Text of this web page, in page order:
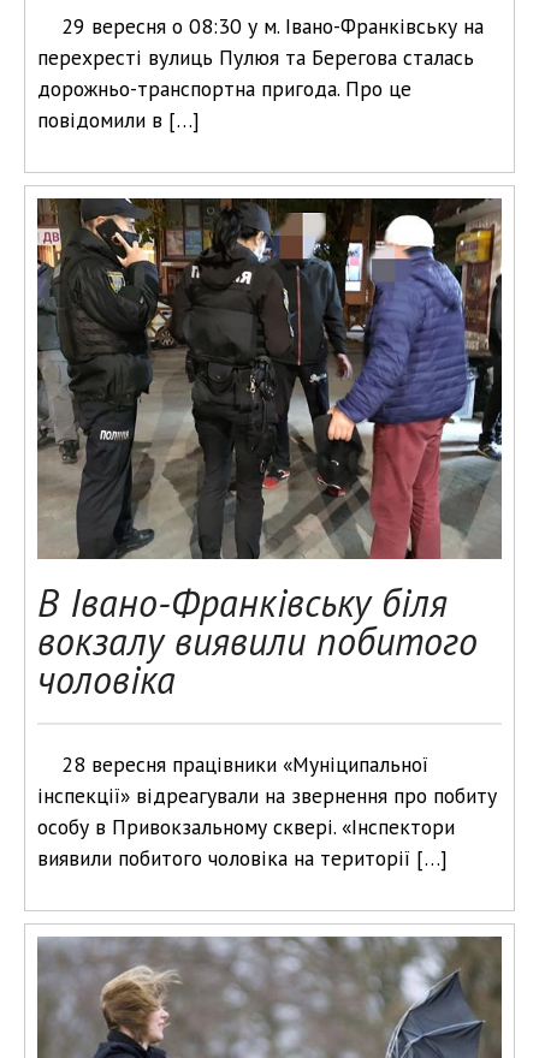
29 вересня о 08:30 у м. Івано-Франківську на
перехресті вулиць Пулюя та Берегова сталась
дорожньо-транспортна пригода. Про це
повідомили в […]
В Івано-Франківську біля
вокзалу виявили побитого
чоловіка
28 вересня працівники «Муніципальної
інспекції» відреагували на звернення про побиту
особу в Привокзальному сквері. «Інспектори
виявили побитого чоловіка на території […]